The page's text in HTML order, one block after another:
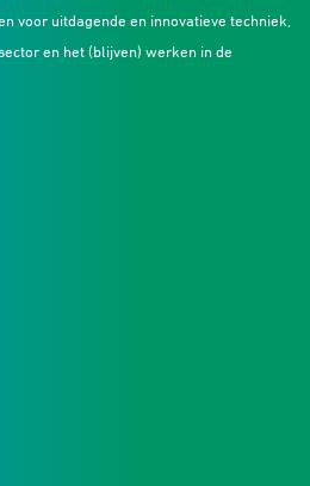
voor uitdagende en innovatieve techniek,
en het (blijven) werken in de